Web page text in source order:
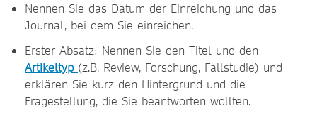
Nennen Sie das Datum der Einreichung und das
Journal, bei dem Sie einreichen.
Erster Absatz: Nennen Sie den Titel und den
Artikeltyp (z.B. Review, Forschung, Fallstudie) und
erklären Sie kurz den Hintergrund und die
Fragestellung, die Sie beantworten wollten.